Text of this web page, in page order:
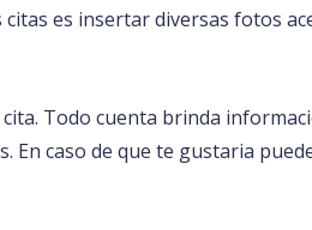
es insertar diversas fotos
Todo cuenta brinda
caso de que te gustaria